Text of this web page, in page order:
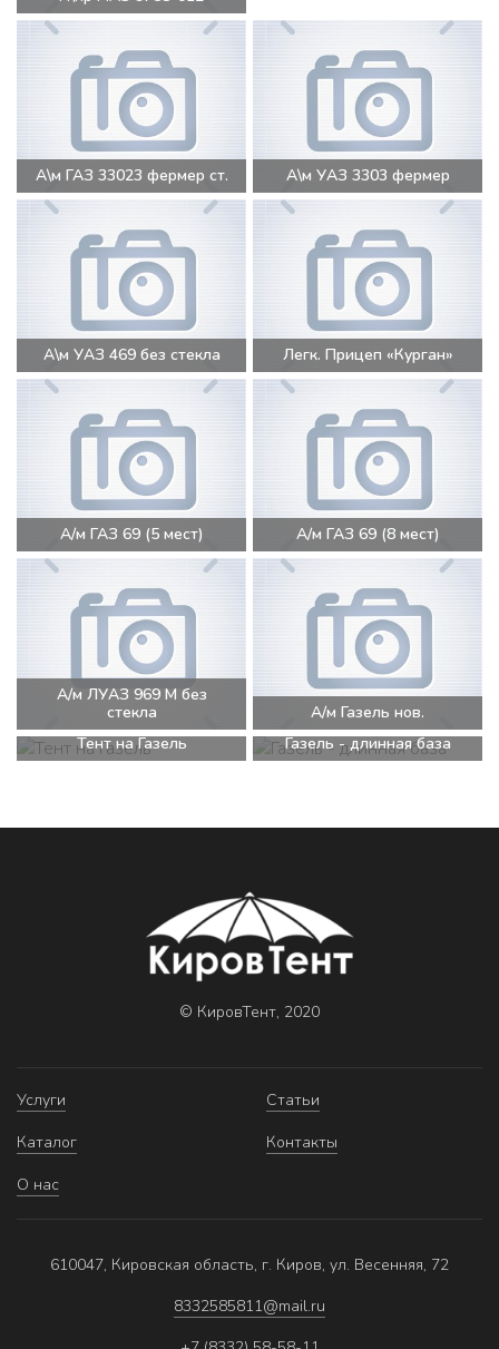
А\м ГАЗ 33023 фермер ст. А\м УАЗ 3303 фермер
А\м УАЗ 469 без стекла Легк. Прицеп «Курган»
А/м ГАЗ 69 (5 мест) А/м ГАЗ 69 (8 мест)
А/м ЛУАЗ 969 М без
стекла
А/м Газель нов.
Тент на Газель
Газель - длинная база
© КировТент, 2020
Услуги
Каталог
О нас
Статьи
Контакты
610047, Кировская область, г. Киров, ул. Весенняя, 72
8332585811@mail.ru